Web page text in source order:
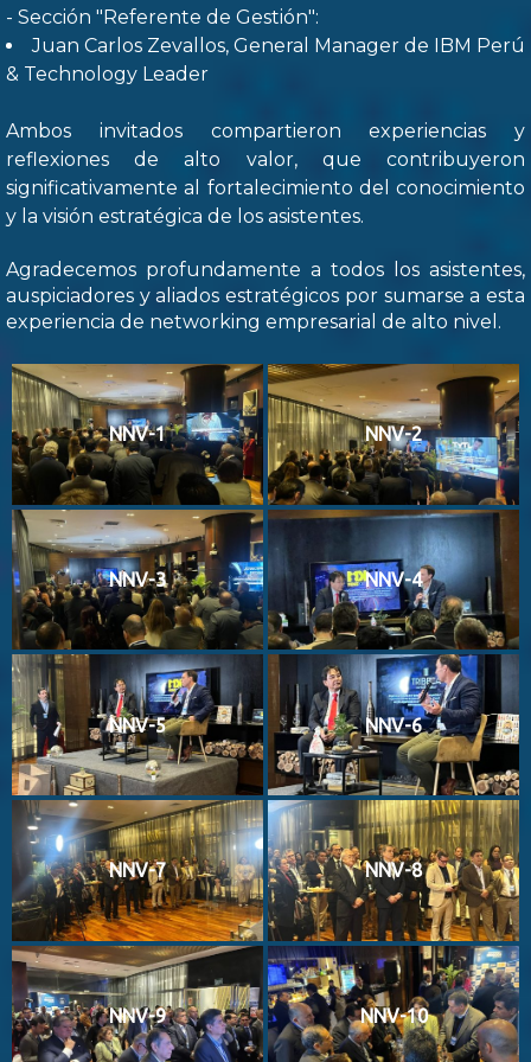
- Sección "Referente de Gestión":
Juan Carlos Zevallos, General Manager de IBM Perú
& Technology Leader
Ambos invitados compartieron experiencias y
reflexiones de alto valor, que contribuyeron
significativamente al fortalecimiento del conocimiento
y la visión estratégica de los asistentes.
Agradecemos profundamente a todos los asistentes,
auspiciadores y aliados estratégicos por sumarse a esta
experiencia de networking empresarial de alto nivel.
NNV-1 NNV-2
NNV-3 NNV-4
NNV-5 NNV-6
NNV-7 NNV-8
NNV-9 NNV-10